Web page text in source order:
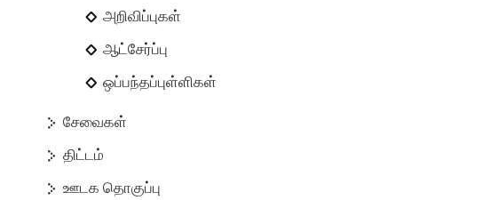
அறிவிப்புகள்
ஆட்சேர்ப்பு
ஒப்பந்தப்புள்ளிகள்
சேவைகள்
திட்டம்
ஊடக தொகுப்பு